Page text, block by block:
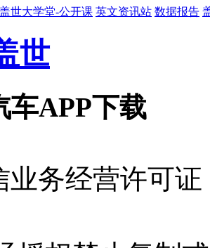
盖世大学堂-公开课 英文资讯站 数据报告
世
车APP下载
业务经营许可